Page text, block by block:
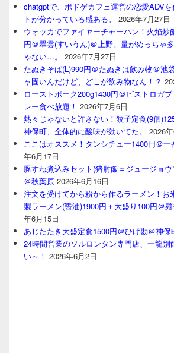
chatgptで、ボドゲカフェ運営の恋愛ADV
トが分かっている感ある。
2026年7月27日
ウォッカでファイヤーチャーハン！火焰炒
円＠翠雲(すいうん)＠上野。量がめっちゃ
ゃない…。
2026年7月27日
たぬきそば(L)990円＠たぬきは飲み物＠池
ャ固いんだけど、どこが飲み物なん！？
ローストポーク200g1430円＠ビストロガ
レー食べ放題！ 2026年7月6日
熱々じゃないと許さない！餃子定食(9個
神保町、全体的に酸味が効いてた。
2026
ここはオススメ！タンシチュー1400円＠一
年6月17日
豚すね煮込みセット(猪肘飯＝ジュージョ
＠秋葉原 2026年6月16日
注文を受けてから粉から作るラーメン！お
製ラーメン(醤油)1900円＋大盛り100円＠
年6月15日
あじたたき大盛定食1500円＠ひげ勘＠神保
24時間営業のソルロンタン専門店、一龍別
い～！ 2026年6月2日